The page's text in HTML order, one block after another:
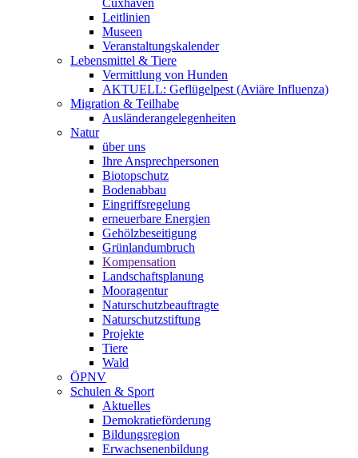
Cuxhaven
Leitlinien
Museen
Veranstaltungskalender
Lebensmittel & Tiere
Vermittlung von Hunden
AKTUELL: Geflügelpest (Aviäre Influenza)
Migration & Teilhabe
Ausländerangelegenheiten
Natur
über uns
Ihre Ansprechpersonen
Biotopschutz
Bodenabbau
Eingriffsregelung
erneuerbare Energien
Gehölzbeseitigung
Grünlandumbruch
Kompensation
Landschaftsplanung
Mooragentur
Naturschutzbeauftragte
Naturschutzstiftung
Projekte
Tiere
Wald
ÖPNV
Schulen & Sport
Aktuelles
Demokratieförderung
Bildungsregion
Erwachsenenbildung